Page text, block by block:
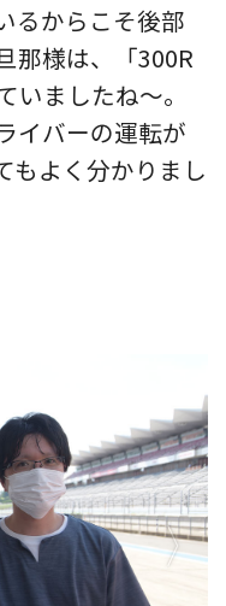
るからこそ後部
那様は、「300R
ましたね〜。
イバーの運転が
もよく分かりまし